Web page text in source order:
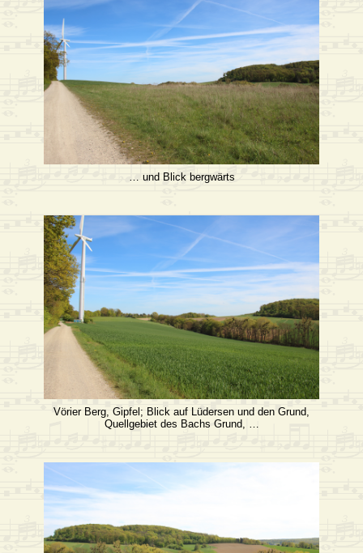
… und Blick bergwärts
Vörier Berg, Gipfel; Blick auf Lüdersen und den Grund,
Quellgebiet des Bachs Grund, …